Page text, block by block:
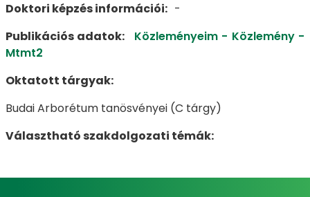
Doktori képzés információi: -
Publikációs adatok:
Közleményeim - Közlemény -
Mtmt2
Oktatott tárgyak:
Budai Arborétum tanösvényei (C tárgy)
Választható szakdolgozati témák: